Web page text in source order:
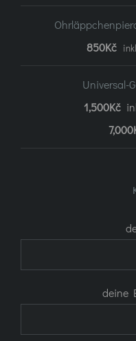
850Kč
Universal-
1,500Kč
7,000
deine